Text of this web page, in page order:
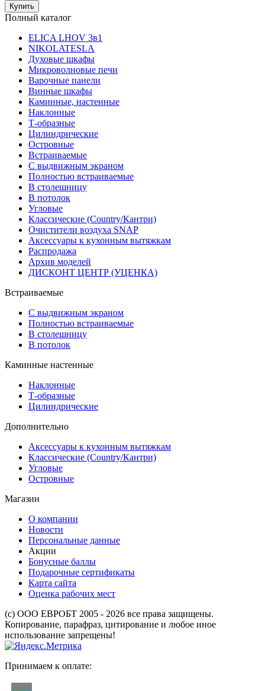
Купить
Полный каталог
ELICA LHOV 3в1
NIKOLATESLA
Духовые шкафы
Микроволновые печи
Варочные панели
Винные шкафы
Каминные, настенные
Наклонные
Т-образные
Цилиндрические
Островные
Встраиваемые
С выдвижным экраном
Полностью встраиваемые
В столешницу
В потолок
Угловые
Классические (Country/Кантри)
Очистители воздуха SNAP
Аксессуары к кухонным вытяжкам
Распродажа
Архив моделей
ДИСКОНТ ЦЕНТР (УЦЕНКА)
Встраиваемые
С выдвижным экраном
Полностью встраиваемые
В столешницу
В потолок
Каминные настенные
Наклонные
Т-образные
Цилиндрические
Дополнительно
Аксессуары к кухонным вытяжкам
Классические (Country/Кантри)
Угловые
Островные
Магазин
О компании
Новости
Персональные данные
Акции
Бонусные баллы
Подарочные сертификаты
Карта сайта
Оценка рабочих мест
(с) ООО ЕВРОБТ 2005 - 2026 все права защищены.
Копирование, парафраз, цитирование и любое иное
использование запрещены!
Принимаем к оплате: